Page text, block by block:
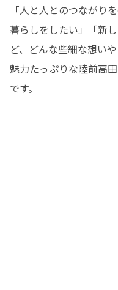
「人と人とのつながり
暮らしをしたい」「新
ど、どんな些細な想い
魅力たっぷりな陸前高
です。